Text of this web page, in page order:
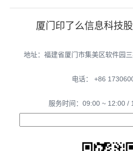
厦门印了么信息科技
地址：福建省厦门市集美区软件园
电话： +86
服务时间：09:00 ~ 12:00 /